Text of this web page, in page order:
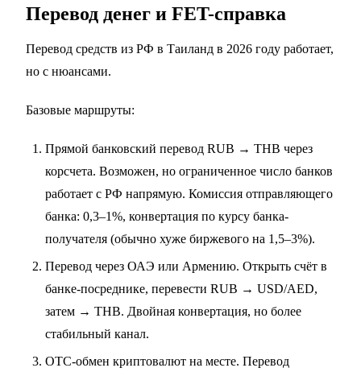
Перевод денег и FET-справка
Перевод средств из РФ в Таиланд в 2026 году работает,
но с нюансами.
Базовые маршруты:
Прямой банковский перевод RUB → THB через
корсчета. Возможен, но ограниченное число банков
работает с РФ напрямую. Комиссия отправляющего
банка: 0,3–1%, конвертация по курсу банка-
получателя (обычно хуже биржевого на 1,5–3%).
Перевод через ОАЭ или Армению. Открыть счёт в
банке-посреднике, перевести RUB → USD/AED,
затем → THB. Двойная конвертация, но более
стабильный канал.
OTC-обмен криптовалют на месте. Перевод